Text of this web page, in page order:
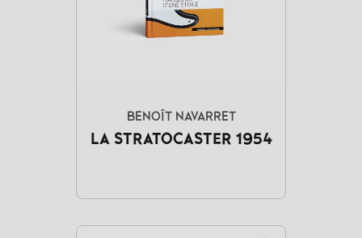
BENOÎT NAVARRET
LA STRATOCASTER 1954